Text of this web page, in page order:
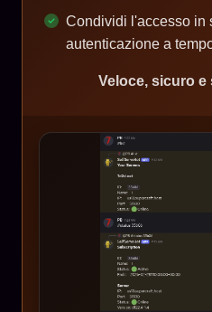
Condividi l'accesso in
autenticazione a
Veloce, sicuro e